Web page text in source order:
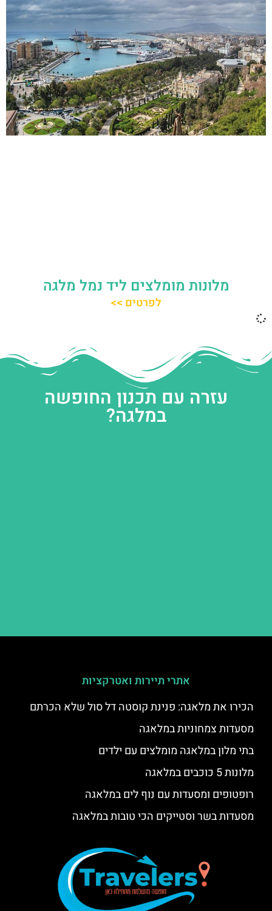
מלונות מומלצים ליד נמל מלגה
לפרטים >>
עזרה עם תכנון החופשה
במלגה?
אתרי תיירות ואטרקציות
הכירו את מלאגה: פנינת קוסטה דל סול שלא הכרתם
מסעדות צמחוניות במלאגה
בתי מלון במלאגה מומלצים עם ילדים
מלונות 5 כוכבים במלאגה
רופטופים ומסעדות עם נוף לים במלאגה
מסעדות בשר וסטייקים הכי טובות במלאגה